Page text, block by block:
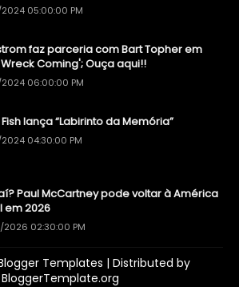
2024 05:00:00 PM
faz parceria com Bart Topher em
Coming'; Ouça aqui!!
2024 06:00:00 PM
lança “Labirinto da Memória”
2024 04:30:00 PM
Paul McCartney pode voltar à América
em 2026
2026 02:30:00 PM
Templates | Distributed by
BloggerTemplate.org